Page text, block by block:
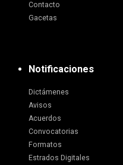
Contacto
Gacetas
Notificaciones
Dictámenes
Avisos
Acuerdos
Convocatorias
Formatos
Estrados Digitales